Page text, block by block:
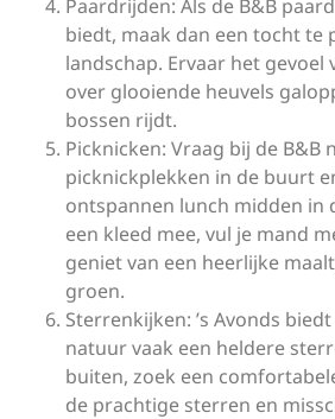
Paardrijden: Als de B&B
biedt, maak dan een tocht te
landschap. Ervaar het
over glooiende heuvels
bossen rijdt.
Picknicken: Vraag bij de B&B
picknickplekken in de buurt
ontspannen lunch midden in
een kleed mee, vul je mand
geniet van een heerlijke
groen.
Sterrenkijken: ’s Avonds
natuur vaak een heldere
buiten, zoek een
de prachtige sterren en